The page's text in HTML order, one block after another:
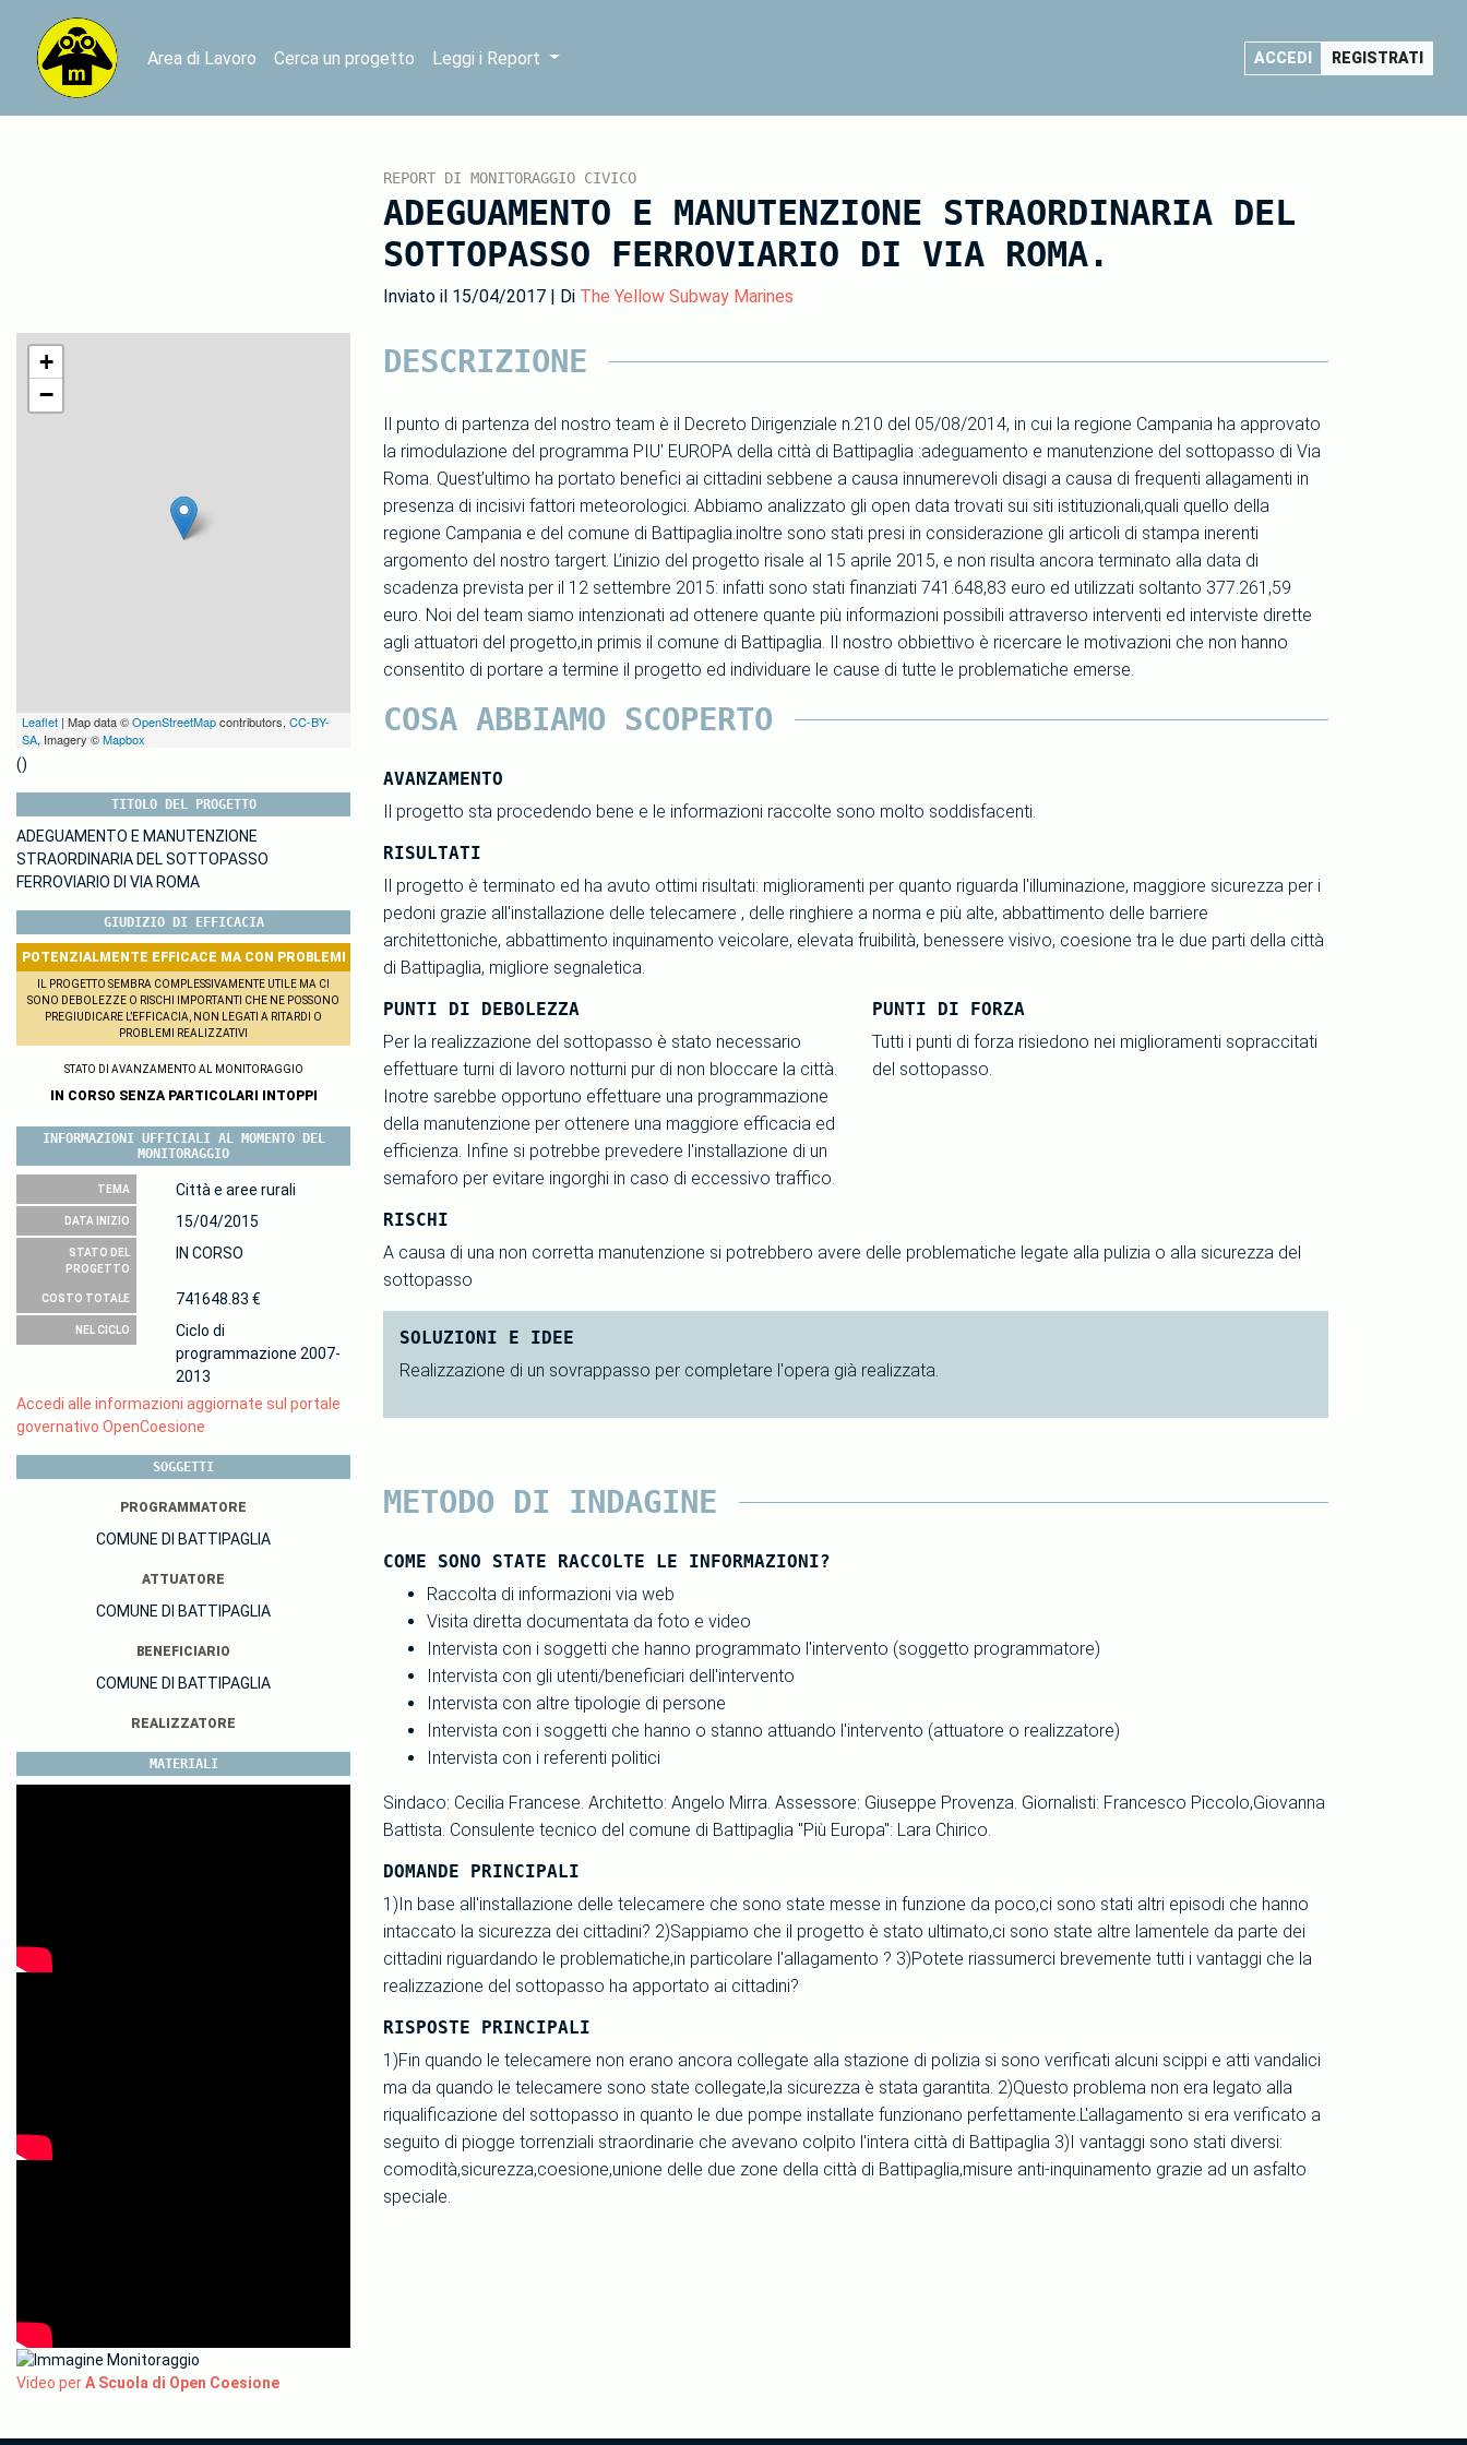
Area di Lavoro Cerca un progetto Leggi i Report ACCEDI REGISTRATI
REPORT DI MONITORAGGIO CIVICO
ADEGUAMENTO E MANUTENZIONE STRAORDINARIA DEL
SOTTOPASSO FERROVIARIO DI VIA ROMA.
Inviato il 15/04/2017 | Di The Yellow Subway Marines
+
−
Leaflet | Map data ©OpenStreetMapcontributors, CC-BY-
SA, Imagery ©Mapbox
()
TITOLO DEL PROGETTO
ADEGUAMENTO E MANUTENZIONE
STRAORDINARIA DEL SOTTOPASSO
FERROVIARIO DI VIA ROMA
GIUDIZIO DI EFFICACIA
POTENZIALMENTE EFFICACE MA CON PROBLEMI
IL PROGETTO SEMBRA COMPLESSIVAMENTE UTILE MA CI
SONO DEBOLEZZE O RISCHI IMPORTANTI CHE NE POSSONO
PREGIUDICARE L’EFFICACIA, NON LEGATI A RITARDI O
PROBLEMI REALIZZATIVI
STATO DI AVANZAMENTO AL MONITORAGGIO
IN CORSO SENZA PARTICOLARI INTOPPI
INFORMAZIONI UFFICIALI AL MOMENTO DEL
MONITORAGGIO
TEMA Città e aree rurali
DATA INIZIO 15/04/2015
STATO DEL
PROGETTO
IN CORSO
COSTO TOTALE 741648.83 €
NEL CICLO
Ciclo di
programmazione 2007-
2013
Accedi alle informazioni aggiornate sul portale
governativo OpenCoesione
SOGGETTI
PROGRAMMATORE
COMUNE DI BATTIPAGLIA
ATTUATORE
COMUNE DI BATTIPAGLIA
BENEFICIARIO
COMUNE DI BATTIPAGLIA
REALIZZATORE
MATERIALI
Video perA Scuola di Open Coesione
DESCRIZIONE
Il punto di partenza del nostro team è il Decreto Dirigenziale n.210 del 05/08/2014, in cui la regione Campania ha approvato
la rimodulazione del programma PIU' EUROPA della città di Battipaglia :adeguamento e manutenzione del sottopasso di Via
Roma. Quest’ultimo ha portato benefici ai cittadini sebbene a causa innumerevoli disagi a causa di frequenti allagamenti in
presenza di incisivi fattori meteorologici. Abbiamo analizzato gli open data trovati sui siti istituzionali,quali quello della
regione Campania e del comune di Battipaglia.inoltre sono stati presi in considerazione gli articoli di stampa inerenti
argomento del nostro targert. L’inizio del progetto risale al 15 aprile 2015, e non risulta ancora terminato alla data di
scadenza prevista per il 12 settembre 2015: infatti sono stati finanziati 741.648,83 euro ed utilizzati soltanto 377.261,59
euro. Noi del team siamo intenzionati ad ottenere quante più informazioni possibili attraverso interventi ed interviste dirette
agli attuatori del progetto,in primis il comune di Battipaglia. Il nostro obbiettivo è ricercare le motivazioni che non hanno
consentito di portare a termine il progetto ed individuare le cause di tutte le problematiche emerse.
COSA ABBIAMO SCOPERTO
AVANZAMENTO
Il progetto sta procedendo bene e le informazioni raccolte sono molto soddisfacenti.
RISULTATI
Il progetto è terminato ed ha avuto ottimi risultati: miglioramenti per quanto riguarda l'illuminazione, maggiore sicurezza per i
pedoni grazie all'installazione delle telecamere , delle ringhiere a norma e più alte, abbattimento delle barriere
architettoniche, abbattimento inquinamento veicolare, elevata fruibilità, benessere visivo, coesione tra le due parti della città
di Battipaglia, migliore segnaletica.
PUNTI DI DEBOLEZZA
Per la realizzazione del sottopasso è stato necessario
effettuare turni di lavoro notturni pur di non bloccare la città.
Inotre sarebbe opportuno effettuare una programmazione
della manutenzione per ottenere una maggiore efficacia ed
efficienza. Infine si potrebbe prevedere l'installazione di un
semaforo per evitare ingorghi in caso di eccessivo traffico.
PUNTI DI FORZA
Tutti i punti di forza risiedono nei miglioramenti sopraccitati
del sottopasso.
RISCHI
A causa di una non corretta manutenzione si potrebbero avere delle problematiche legate alla pulizia o alla sicurezza del
sottopasso
SOLUZIONI E IDEE
Realizzazione di un sovrappasso per completare l'opera già realizzata.
METODO DI INDAGINE
COME SONO STATE RACCOLTE LE INFORMAZIONI?
Raccolta di informazioni via web
Visita diretta documentata da foto e video
Intervista con i soggetti che hanno programmato l'intervento (soggetto programmatore)
Intervista con gli utenti/beneficiari dell'intervento
Intervista con altre tipologie di persone
Intervista con i soggetti che hanno o stanno attuando l'intervento (attuatore o realizzatore)
Intervista con i referenti politici
Sindaco: Cecilia Francese. Architetto: Angelo Mirra. Assessore: Giuseppe Provenza. Giornalisti: Francesco Piccolo,Giovanna
Battista. Consulente tecnico del comune di Battipaglia "Più Europa": Lara Chirico.
DOMANDE PRINCIPALI
1)In base all'installazione delle telecamere che sono state messe in funzione da poco,ci sono stati altri episodi che hanno
intaccato la sicurezza dei cittadini? 2)Sappiamo che il progetto è stato ultimato,ci sono state altre lamentele da parte dei
cittadini riguardando le problematiche,in particolare l'allagamento ? 3)Potete riassumerci brevemente tutti i vantaggi che la
realizzazione del sottopasso ha apportato ai cittadini?
RISPOSTE PRINCIPALI
1)Fin quando le telecamere non erano ancora collegate alla stazione di polizia si sono verificati alcuni scippi e atti vandalici
ma da quando le telecamere sono state collegate,la sicurezza è stata garantita. 2)Questo problema non era legato alla
riqualificazione del sottopasso in quanto le due pompe installate funzionano perfettamente.L'allagamento si era verificato a
seguito di piogge torrenziali straordinarie che avevano colpito l'intera città di Battipaglia 3)I vantaggi sono stati diversi:
comodità,sicurezza,coesione,unione delle due zone della città di Battipaglia,misure anti-inquinamento grazie ad un asfalto
speciale.